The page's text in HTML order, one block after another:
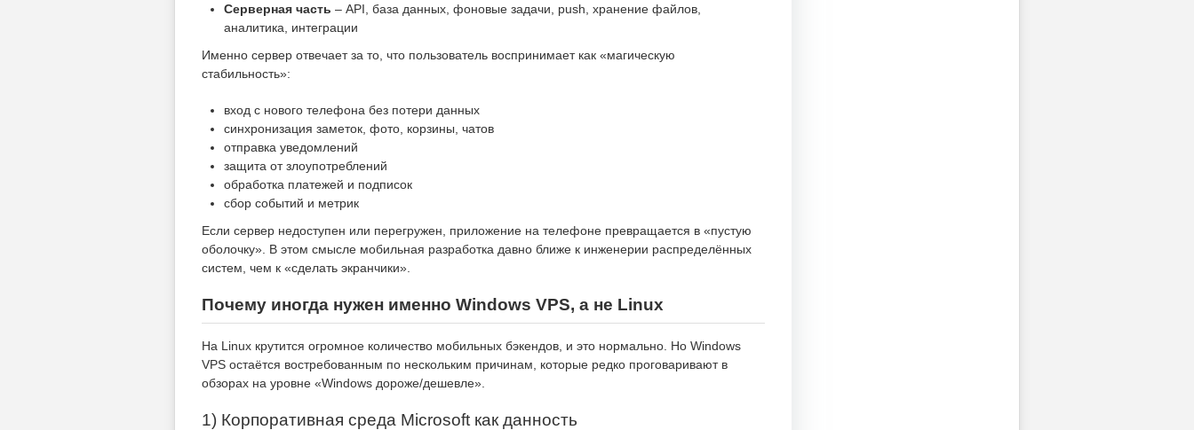
Серверная часть – API, база данных, фоновые задачи, push, хранение файлов,
аналитика, интеграции
Именно сервер отвечает за то, что пользователь воспринимает как «магическую
стабильность»:
вход с нового телефона без потери данных
синхронизация заметок, фото, корзины, чатов
отправка уведомлений
защита от злоупотреблений
обработка платежей и подписок
сбор событий и метрик
Если сервер недоступен или перегружен, приложение на телефоне превращается в «пустую
оболочку». В этом смысле мобильная разработка давно ближе к инженерии распределённых
систем, чем к «сделать экранчики».
Почему иногда нужен именно Windows VPS, а не Linux
На Linux крутится огромное количество мобильных бэкендов, и это нормально. Но Windows
VPS остаётся востребованным по нескольким причинам, которые редко проговаривают в
обзорах на уровне «Windows дороже/дешевле».
1) Корпоративная среда Microsoft как данность